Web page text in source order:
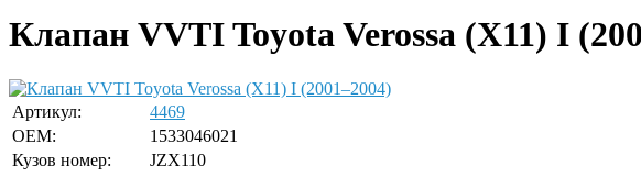
Клапан VVTI Toyota Verossa (X11) I
Артикул:
4469
OEM:
1533046021
Кузов номер:
JZX110